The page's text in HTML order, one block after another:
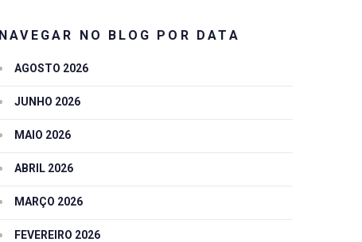
NAVEGAR NO BLOG POR DATA
AGOSTO 2026
JUNHO 2026
MAIO 2026
ABRIL 2026
MARÇO 2026
FEVEREIRO 2026